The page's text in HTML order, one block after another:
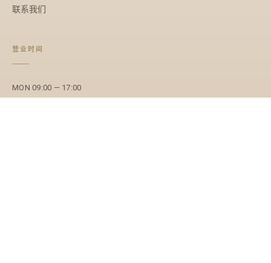
联系我们
营业时间
MON 09:00 — 17:00